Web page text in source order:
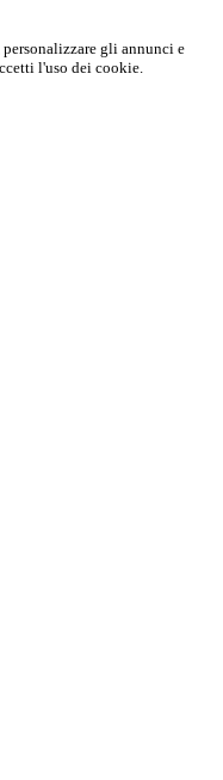
gli annunci e
l'uso dei cookie.